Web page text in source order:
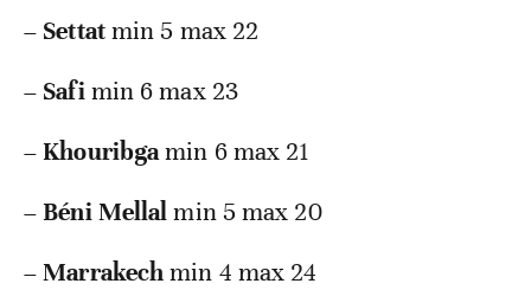
– Settatmin 5 max 22
– Safimin 6 max 23
–Khouribgamin 6 max 21
–Béni Mellalmin 5 max 20
–Marrakechmin 4 max 24